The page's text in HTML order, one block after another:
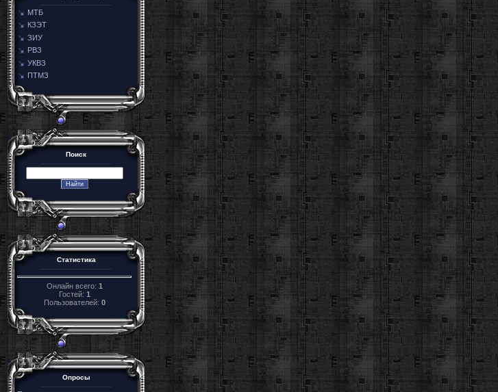
МТБ
КЗЭТ
ЗИУ
РВЗ
УКВЗ
ПТМЗ
Поиск
Статистика
Онлайн всего: 1
Гостей: 1
Пользователей: 0
Опросы